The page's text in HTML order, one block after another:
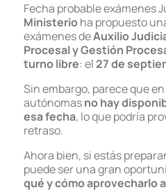
Fecha probable exámenes
Ministerioha propuesto
exámenes deAuxilio
Procesal y Gestión
turno libre: el27 de
Sin embargo, parece que
autónomasno hay
esa fecha, lo que podría
retraso.
Ahora bien, si estás
puede ser una gran
qué y cómo aprovecharlo